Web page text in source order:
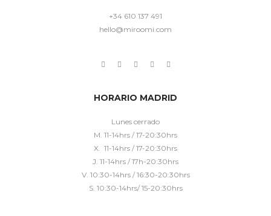
+34 610 137 491
hello@miroomi.com
HORARIO MADRID
Lunes cerrado
M. 11-14hrs / 17-20:30hrs
X. 11-14hrs / 17-20:30hrs
J. 11-14hrs / 17h-20:30hrs
V. 10:30-14hrs / 16:30-20:30hrs
S. 10:30-14hrs/ 15-20:30hrs